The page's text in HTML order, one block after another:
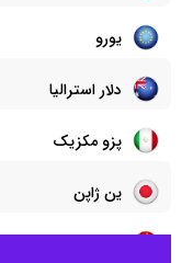
یورو
دلار استرالیا
پزو مکزیک
ین ژاپن